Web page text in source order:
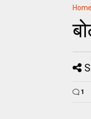
Home
1